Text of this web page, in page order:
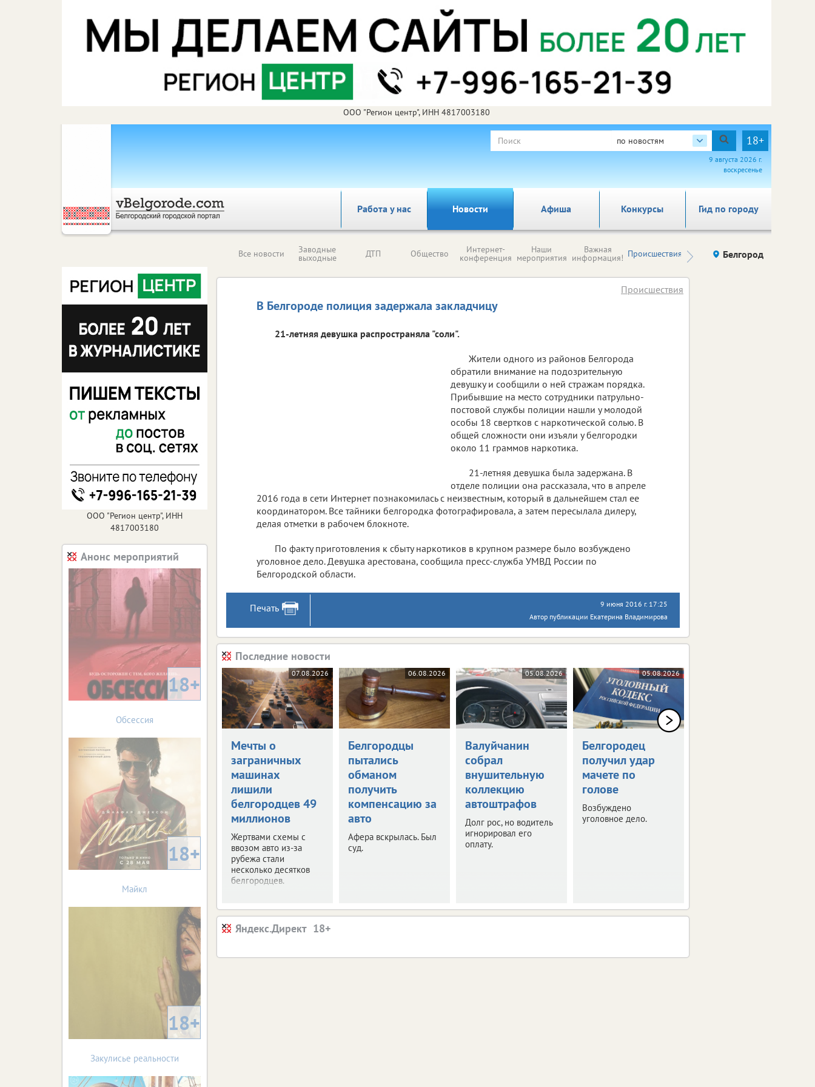
ООО "Регион центр", ИНН 4817003180
по новостям 18+
9 августа 2026 г.
воскресенье
Работа у нас Новости Афиша Гид по городу
Конкурсы
Все новости Заводные
выходные ДТП Общество Интернет-
конференция
Наши
мероприятия
Важная
информация! Происшествия Здоровье компаний (на
правах
Белгород
В Белгороде полиция задержала закладчицу
Происшествия
21-летняя девушка распространяла "соли".
Жители одного из районов Белгорода
обратили внимание на подозрительную
девушку и сообщили о ней стражам порядка.
Прибывшие на место сотрудники патрульно-
постовой службы полиции нашли у молодой
особы 18 свертков с наркотической солью. В
общей сложности они изъяли у белгородки
около 11 граммов наркотика.
21-летняя девушка была задержана. В
отделе полиции она рассказала, что в апреле
2016 года в сети Интернет познакомилась с неизвестным, который в дальнейшем стал ее
координатором. Все тайники белгородка фотографировала, а затем пересылала дилеру,
делая отметки в рабочем блокноте.
По факту приготовления к сбыту наркотиков в крупном размере было возбуждено
уголовное дело. Девушка арестована, сообщила пресс-служба УМВД России по
Белгородской области.
Печать
9 июня 2016 г. 17:25
Автор публикации Екатерина Владимирова
Последние новости
07.08.2026
Мечты о
заграничных
машинах
лишили
белгородцев 49
миллионов
Жертвами схемы с
ввозом авто из-за
рубежа стали
несколько десятков
белгородцев.
06.08.2026
Белгородцы
пытались
обманом
получить
компенсацию за
авто
Афера вскрылась. Был
суд.
05.08.2026
Валуйчанин
собрал
внушительную
коллекцию
автоштрафов
Долг рос, но водитель
игнорировал его
оплату.
05.08.2026
Белгородец
получил удар
мачете по
голове
Возбуждено
уголовное дело.
Яндекс.Директ
ООО "Регион центр", ИНН
4817003180
Анонс мероприятий
18+
Обсессия
18+
Майкл
18+
Закулисье реальности